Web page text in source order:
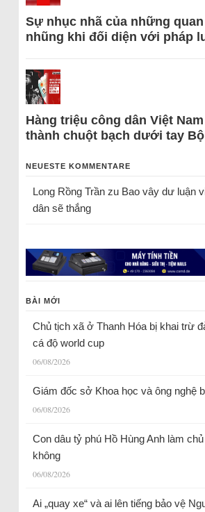
Sự nhục nhã của những
nhũng khi đối diện với pháp
Hàng triệu công dân Việt
thành chuột bạch dưới tay
NEUESTE KOMMENTARE
Long Rồng Trầnzu Bao vây dư luận
dân sẽ thắng
BÀI MỚI
Chủ tịch xã ở Thanh Hóa bị khai trừ
cá độ world cup
06/08/2026
Giám đốc sở Khoa học và ông nghệ
06/08/2026
Con dâu tỷ phú Hồ Hùng Anh làm
không
06/08/2026
Ai „quay xe“ và ai lên tiếng bảo vệ